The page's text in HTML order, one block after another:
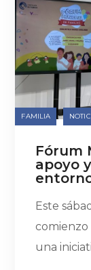
FAMILIA
Fórum
apoyo
Este
comienzo
una